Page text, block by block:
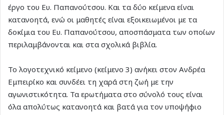
έργο του Ευ. Παπανούτσου. Και τα δύο κείμενα είναι
κατανοητά, ενώ οι μαθητές είναι εξοικειωμένοι με τα
δοκίμια του Ευ. Παπανούτσου, αποσπάσματα των οποίων
περιλαμβάνονται και στα σχολικά βιβλία.
Το λογοτεχνικό κείμενο (κείμενο 3) ανήκει στον Ανδρέα
Εμπειρίκο και συνδέει τη χαρά στη ζωή με την
αγωνιστικότητα. Τα ερωτήματα στο σύνολό τους είναι
όλα απολύτως κατανοητά και βατά για τον υποψήφιο